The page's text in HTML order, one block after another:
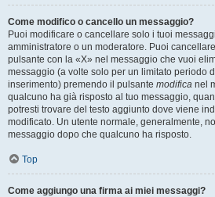
Come modifico o cancello un messaggio?
Puoi modificare o cancellare solo i tuoi
amministratore o un moderatore. Puoi
pulsante con la «X» nel messaggio che vuoi
messaggio (a volte solo per un limitato periodo
inserimento) premendo il pulsante modifica nel
qualcuno ha già risposto al tuo messaggio,
potresti trovare del testo aggiunto dove viene
modificato. Un utente normale, generalmente,
messaggio dopo che qualcuno ha risposto.
Top
Come aggiungo una firma ai miei messaggi?